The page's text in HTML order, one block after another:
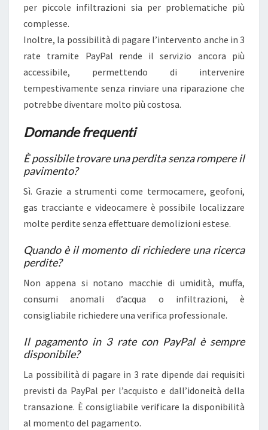
per piccole infiltrazioni sia per problematiche più
complesse.
Inoltre, la possibilità di pagare l’intervento anche in 3
rate tramite PayPal rende il servizio ancora più
accessibile, permettendo di intervenire
tempestivamente senza rinviare una riparazione che
potrebbe diventare molto più costosa.
Domande frequenti
È possibile trovare una perdita senza rompere il
pavimento?
Sì. Grazie a strumenti come termocamere, geofoni,
gas tracciante e videocamere è possibile localizzare
molte perdite senza effettuare demolizioni estese.
Quando è il momento di richiedere una ricerca
perdite?
Non appena si notano macchie di umidità, muffa,
consumi anomali d’acqua o infiltrazioni, è
consigliabile richiedere una verifica professionale.
Il pagamento in 3 rate con PayPal è sempre
disponibile?
La possibilità di pagare in 3 rate dipende dai requisiti
previsti da PayPal per l’acquisto e dall’idoneità della
transazione. È consigliabile verificare la disponibilità
al momento del pagamento.